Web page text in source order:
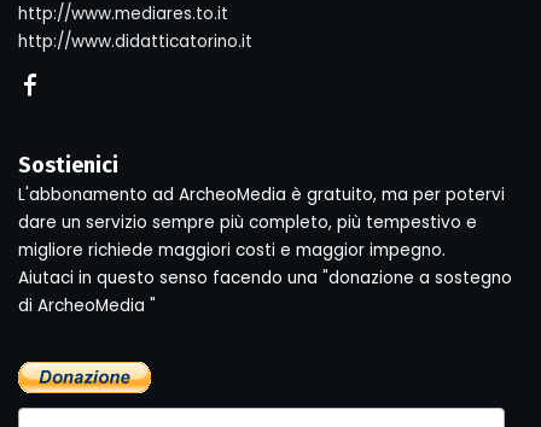
http://www.mediares.to.it
http://www.didatticatorino.it
Sostienici
L'abbonamento ad ArcheoMedia è gratuito, ma per potervi
dare un servizio sempre più completo, più tempestivo e
migliore richiede maggiori costi e maggior impegno.
Aiutaci in questo senso facendo una "donazione a sostegno
di ArcheoMedia "